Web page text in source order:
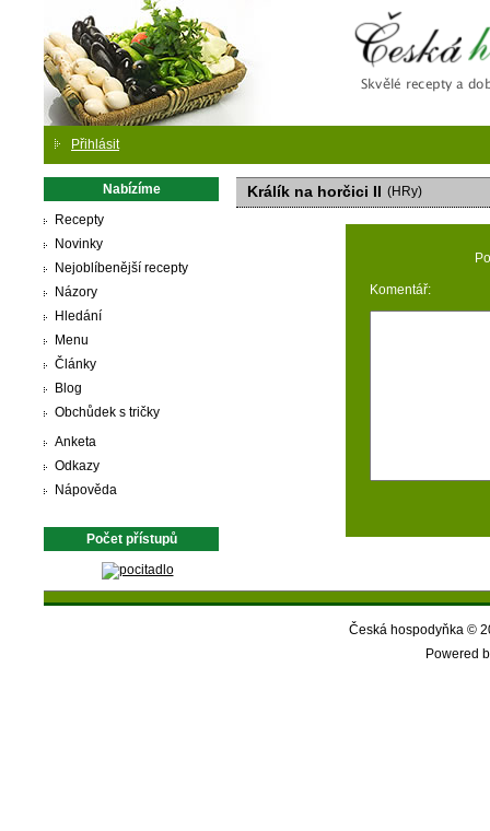
Přihlásit
Nabízíme
Recepty
Novinky
Nejoblíbenější recepty
Názory
Hledání
Menu
Články
Blog
Obchůdek s tričky
Anketa
Odkazy
Nápověda
Počet přístupů
Králík na horčici II (HRy)
Komentář:
Česká hospodyňka ©
Powered